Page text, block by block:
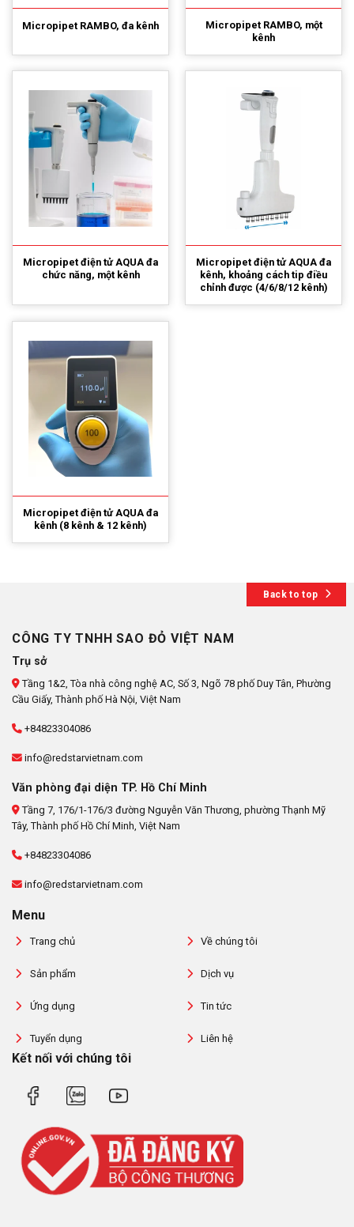
Micropipet RAMBO, đa kênh
Micropipet RAMBO, một
kênh
Micropipet điện tử AQUA đa
chức năng, một kênh
Micropipet điện tử AQUA đa
kênh, khoảng cách tip điều
chỉnh được (4/6/8/12 kênh)
Micropipet điện tử AQUA đa
kênh (8 kênh & 12 kênh)
Back to top
CÔNG TY TNHH SAO ĐỎ VIỆT NAM
Trụ sở
Tầng 1&2, Tòa nhà công nghệ AC, Số 3, Ngõ 78 phố Duy Tân, Phường
Cầu Giấy, Thành phố Hà Nội, Việt Nam
+84823304086
info@redstarvietnam.com
Văn phòng đại diện TP. Hồ Chí Minh
Tầng 7, 176/1-176/3 đường Nguyễn Văn Thương, phường Thạnh Mỹ
Tây, Thành phố Hồ Chí Minh, Việt Nam
+84823304086
info@redstarvietnam.com
Menu
Trang chủ Về chúng tôi
Sản phẩm Dịch vụ
Ứng dụng Tin tức
Tuyển dụng Liên hệ
Kết nối với chúng tôi